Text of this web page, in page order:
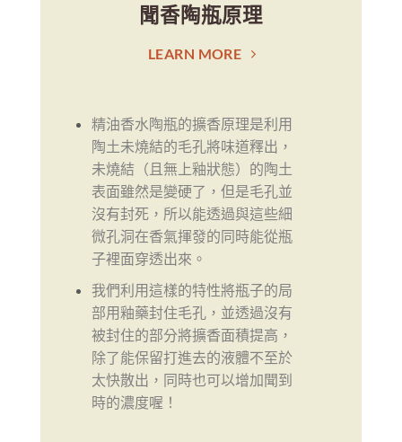
聞香陶瓶原理
LEARN MORE
精油香水陶瓶的擴香原理是利用
陶土未燒結的毛孔將味道釋出，
未燒結（且無上釉狀態）的陶土
表面雖然是變硬了，但是毛孔並
沒有封死，所以能透過與這些細
微孔洞在香氣揮發的同時能從瓶
子裡面穿透出來。
我們利用這樣的特性將瓶子的局
部用釉藥封住毛孔，並透過沒有
被封住的部分將擴香面積提高，
除了能保留打進去的液體不至於
太快散出，同時也可以增加聞到
時的濃度喔！